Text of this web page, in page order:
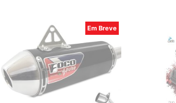
Em Breve